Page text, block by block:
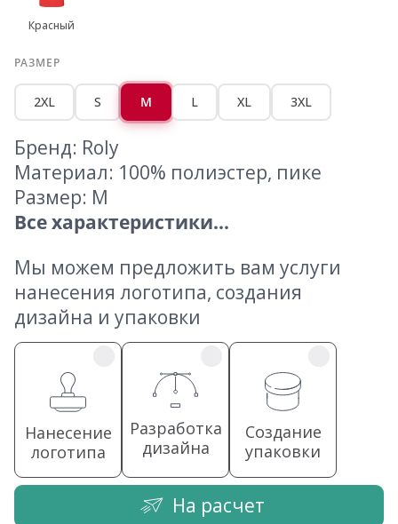
Красный
РАЗМЕР
2XL S M L XL 3XL
Бренд: Roly
Материал: 100% полиэстер, пике
Размер: M
Все характеристики...
Мы можем предложить вам услуги
нанесения логотипа, создания
дизайна и упаковки
Нанесение
логотипа
Разработка
дизайна
Создание
упаковки
На расчет